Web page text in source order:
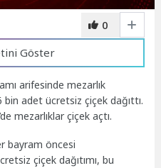
0
Göster
arifesinde mezarlık
adet ücretsiz çiçek dağıttı.
mezarlıklar çiçek açtı.
bayram öncesi
çiçek dağıtımı, bu